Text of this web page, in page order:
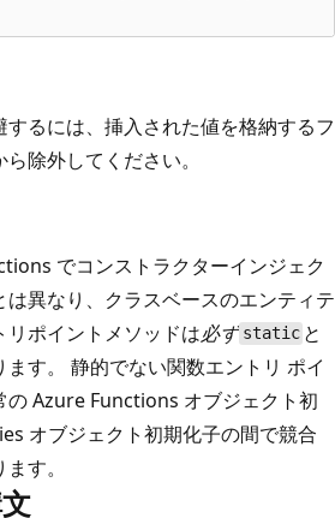
るには、挿入された値を格納するフ
除外してください。
でコンストラクターインジェク
は異なり、クラスベースのエンティテ
リポイントメソッドは必ず static と
す。 静的でない関数エントリ ポイ
の Azure Functions オブジェクト初
オブジェクト初期化子の間で競合
す。